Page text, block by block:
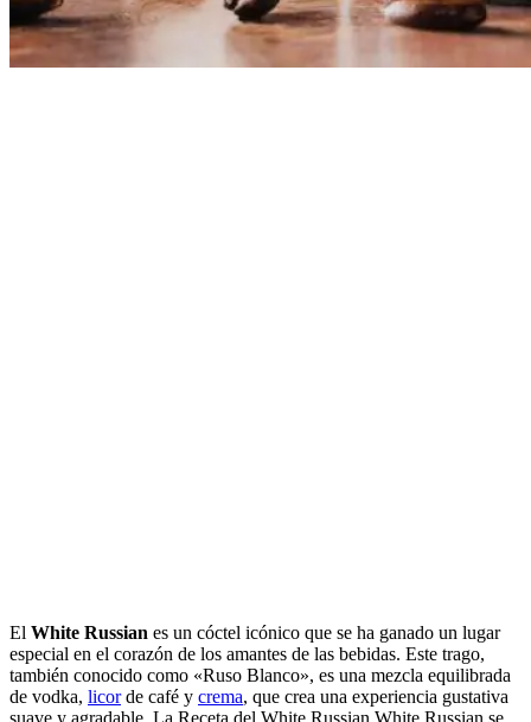
El White Russian es un cóctel icónico que se ha ganado un lugar
especial en el corazón de los amantes de las bebidas. Este trago,
también conocido como «Ruso Blanco», es una mezcla equilibrada
de vodka, licorde café y crema, que crea una experiencia gustativa
suave y agradable. La Receta del White Russian White Russian se